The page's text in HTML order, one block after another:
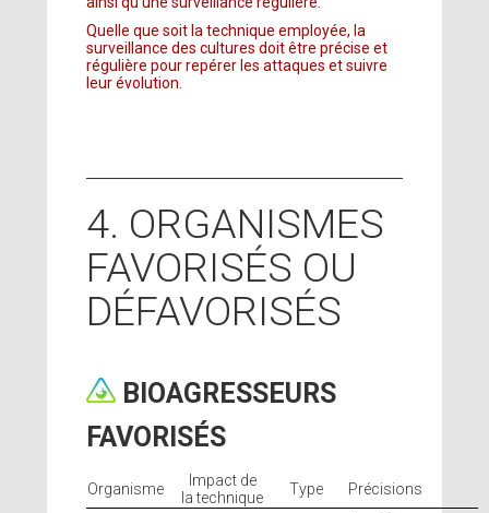
Quelle que soit la technique employée, la
surveillance des cultures doit être précise et
régulière pour repérer les attaques et suivre
leur évolution.
4. ORGANISMES
FAVORISÉS OU
DÉFAVORISÉS
BIOAGRESSEURS
FAVORISÉS
Organisme
Impact de
la technique
Type Précisions